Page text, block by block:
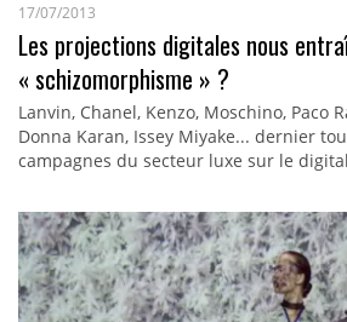
17/07/2013
Les projections digitales nous
« schizomorphisme » ?
Lanvin, Chanel, Kenzo, Moschino, Paco
Donna Karan, Issey Miyake... dernier
campagnes du secteur luxe sur le